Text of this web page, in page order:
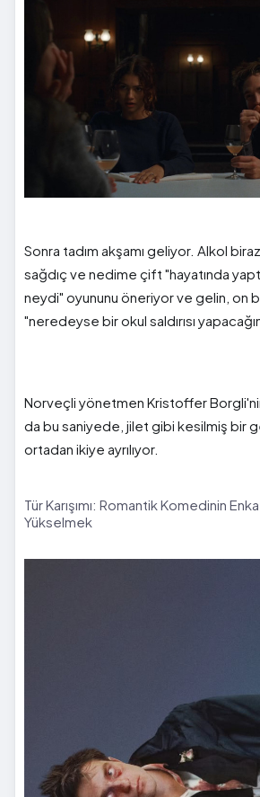
Sonra tadım akşamı geliyor. Alkol
sağdıç ve nedime çift "hayatında
neydi" oyununu öneriyor ve gelin, on
"neredeyse bir okul saldırısı
Norveçli yönetmen Kristoffer
da bu saniyede, jilet gibi kesilmiş bir
ortadan ikiye ayrılıyor.
Tür Karışımı: Romantik Komedinin
Yükselmek